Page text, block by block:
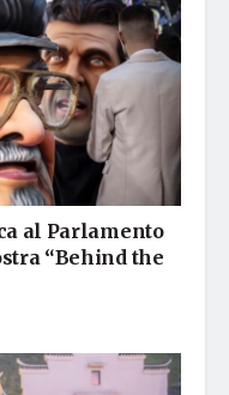
al Parlamento
“Behind the